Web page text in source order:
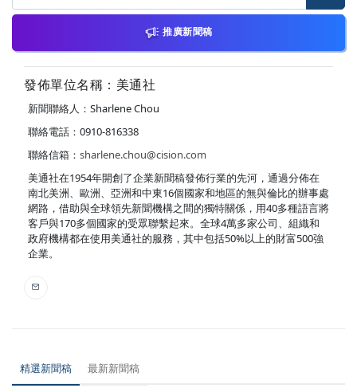
推廣新聞稿
發佈單位名稱：美通社
新聞聯絡人：Sharlene Chou
聯絡電話：0910-816338
聯絡信箱： sharlene.chou@cision.com
美通社在1954年開創了企業新聞稿發佈行業的先河，通過分佈在
南北美洲、歐洲、亞洲和中東16個國家和地區的無與倫比的辦事處
網路，借助與全球領先新聞機構之間的獨特關係，用40多種語言將
客戶與170多個國家的受眾聯繫起來。全球4萬多家公司、組織和
政府機構都在使用美通社的服務，其中包括50%以上的財富500強
企業。
精選新聞稿 最新新聞稿